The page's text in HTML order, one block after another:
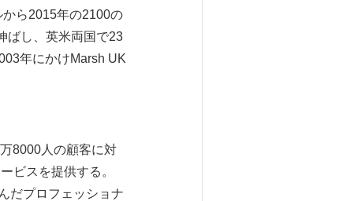
ら2015年の2100の
ばし、英米両国で23
年にかけMarsh UK
8000人の顧客に対
ビスを提供する。
だプロフェッショナ